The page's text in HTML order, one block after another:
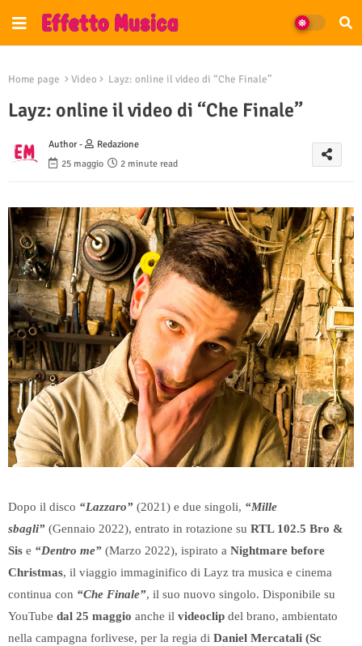
Home page Video Layz: online il video di “Che Finale”
Layz: online il video di “Che Finale”
Author -
Redazione
25 maggio
2 minute read
Dopo il disco “Lazzaro” (2021) e due singoli, “Mille
sbagli” (Gennaio 2022), entrato in rotazione su RTL 102.5 Bro &
Sis e “Dentro me” (Marzo 2022), ispirato a Nightmare before
Christmas, il viaggio immaginifico di Layz tra musica e cinema
continua con “Che Finale”, il suo nuovo singolo. Disponibile su
YouTube dal 25 maggio anche il videoclip del brano, ambientato
nella campagna forlivese, per la regia di Daniel Mercatali (Sc